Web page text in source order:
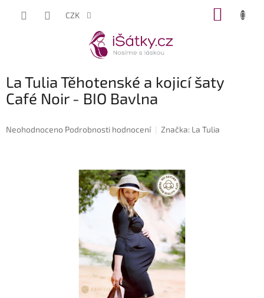
CZK
La Tulia Těhotenské a kojicí šaty
Café Noir - BIO Bavlna
Průměrné
Neohodnoceno Podrobnosti hodnocení Značka: La Tulia